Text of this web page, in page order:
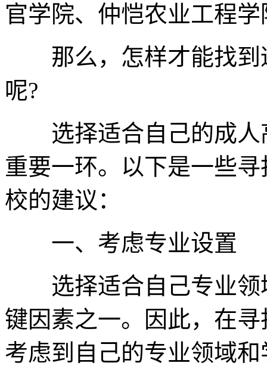
官学院、仲恺农业工程
那么，怎样才能找到
呢?
选择适合自己的成人
重要一环。以下是一些
校的建议：
一、考虑专业设置
选择适合自己专业领
键因素之一。因此，在
考虑到自己的专业领域